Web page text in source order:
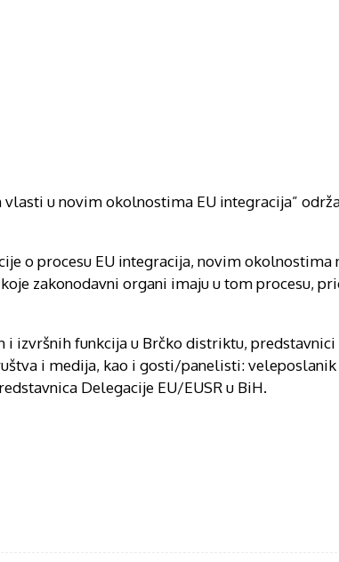
u novim okolnostima EU integracija”
o procesu EU integracija, novim okolnostima
zakonodavni organi imaju u tom procesu,
izvršnih funkcija u Brčko distriktu,
i medija, kao i gosti/panelisti:
Delegacije EU/EUSR u BiH.